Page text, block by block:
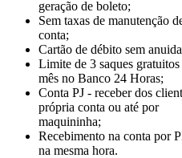
geração de boleto;
Sem taxas de manutenção
conta;
Cartão de débito sem
Limite de 3 saques
mês no Banco 24 Horas;
Conta PJ - receber dos
própria conta ou até por
maquininha;
Recebimento na conta por
na mesma hora.